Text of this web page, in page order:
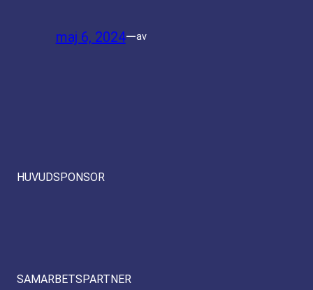
maj 6, 2024—av
HUVUDSPONSOR
SAMARBETSPARTNER